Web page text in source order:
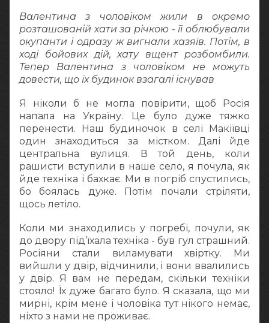
Валентина з чоловіком жили в окремо
розташованій хати за річкою - її облюбували
окупанти і одразу ж вигнали хазяїв. Потім, в
ході бойових дій, хату вщент розбомбили.
Тепер Валентина з чоловіком не можуть
довести, що їх будинок взагалі існував
Я ніколи б не могла повірити, щоб Росія
напала на Україну. Це було дуже тяжко
перенести. Наш будиночок в селі Макіївці
один знаходиться за містком. Далі йде
центральна вулиця. В той день, коли
рашисти вступили в наше село, я почула, як
йде техніка і бахкає. Ми в погріб спустились,
бо боялась дуже. Потім почали стріляти,
щось летіло.
Коли ми знаходились у погребі, почули, як
до двору під’їхала техніка - був гул страшний.
Росіяни стали виламувати хвіртку. Ми
вийшли у двір, відчинили, і вони ввалились
у двір. Я вам не передам, скільки техніки
стояло! Їх дуже багато було. Я сказала, що ми
мирні, крім мене і чоловіка тут нікого немає,
ніхто з нами не проживає.